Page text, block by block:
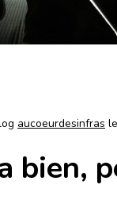
aucoeurdesinfras
bien,